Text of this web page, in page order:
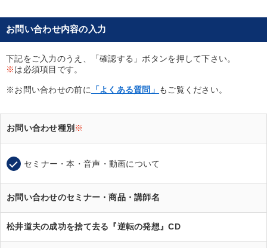
お問い合わせ内容の入力
下記をご入力のうえ、「確認する」ボタンを押して下さい。
※は必須項目です。
※お問い合わせの前に 「よくある質問」 もご覧ください。
お問い合わせ種別 ※
セミナー・本・音声・動画について
お問い合わせのセミナー・商品・講師名
松井道夫の成功を捨て去る『逆転の発想』CD